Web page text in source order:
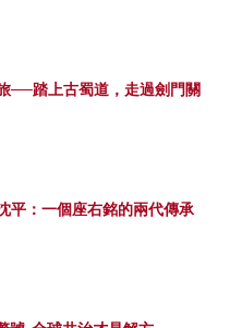
──踏上古蜀道，走過劍門關
平：一個座右銘的兩代傳承